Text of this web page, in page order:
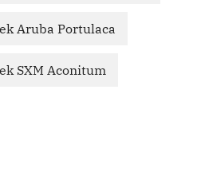
Aruba Portulaca
SXM Aconitum